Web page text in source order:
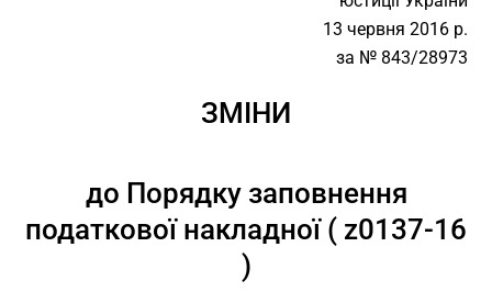
13 червня 2016 р.
за № 843/28973
ЗМІНИ
до Порядку заповнення
податкової накладної ( z0137-16
)